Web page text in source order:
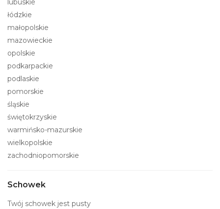
lubuskie
łódzkie
małopolskie
mazowieckie
opolskie
podkarpackie
podlaskie
pomorskie
śląskie
świętokrzyskie
warmińsko-mazurskie
wielkopolskie
zachodniopomorskie
Schowek
Twój schowek jest pusty